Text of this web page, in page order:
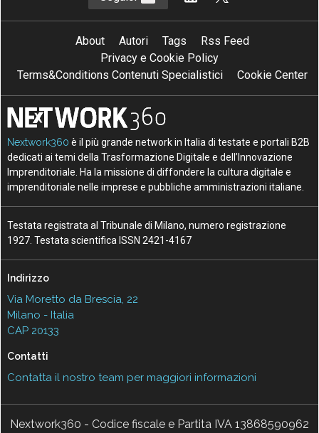
About Autori Tags
Rss Feed
Privacy e Cookie Policy
Terms&Conditions Contenuti Specialistici
Cookie Center
Nextwork360 è il più grande network in Italia di testate e portali B2B
dedicati ai temi della Trasformazione Digitale e dell’Innovazione
Imprenditoriale. Ha la missione di diffondere la cultura digitale e
imprenditoriale nelle imprese e pubbliche amministrazioni italiane.
Testata registrata al Tribunale di Milano, numero registrazione
1927. Testata scientifica ISSN 2421-4167
Indirizzo
Via Moretto da Brescia, 22
Milano - Italia
CAP 20133
Contatti
Contatta il nostro team per maggiori informazioni
Nextwork360 - Codice fiscale e Partita IVA 13868590962